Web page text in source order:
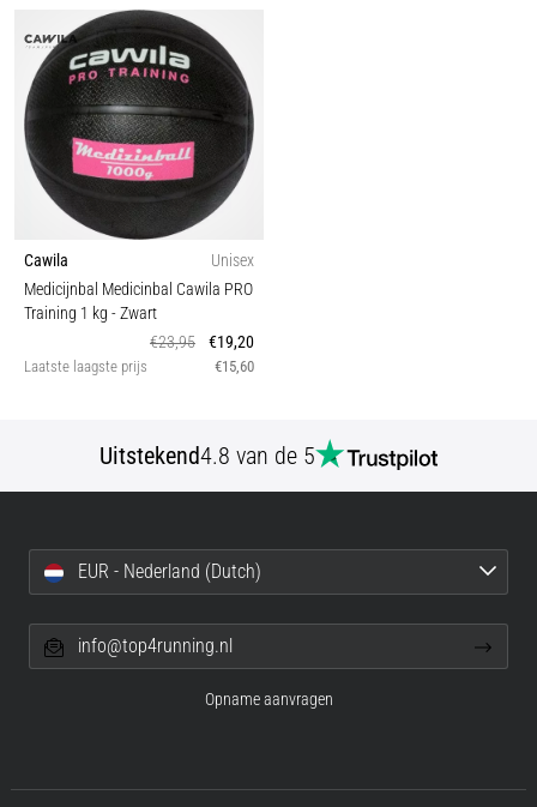
Cawila
Unisex
Medicijnbal Medicinbal Cawila PRO
Training 1 kg - Zwart
€23,95
€19,20
Laatste laagste prijs €15,60
Uitstekend4.8 van de 5
EUR - Nederland (Dutch)
info@top4running.nl
Opname aanvragen